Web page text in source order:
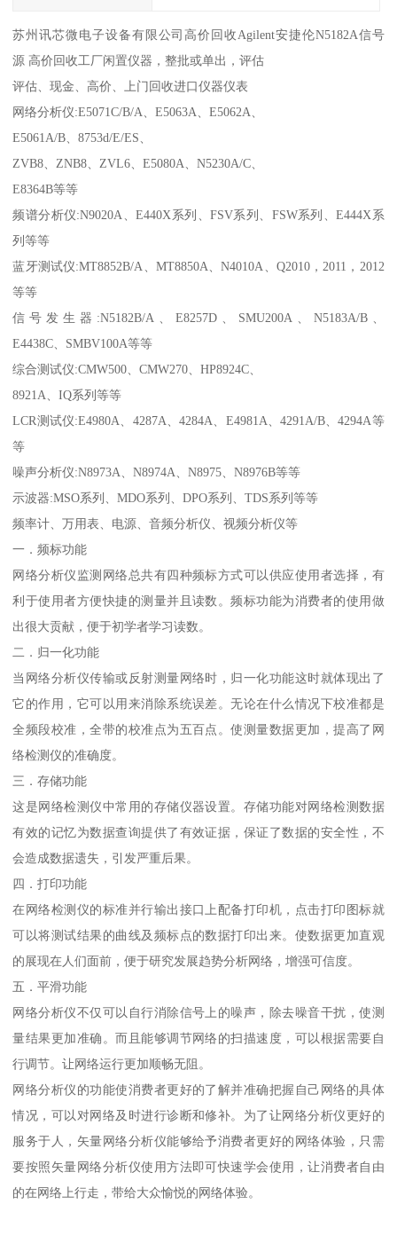
苏州讯芯微电子设备有限公司高价回收Agilent安捷伦N5182A信号
源 高价回收工厂闲置仪器，整批或单出，评估
评估、现金、高价、上门回收进口仪器仪表
网络分析仪:E5071C/B/A、E5063A、E5062A、
E5061A/B、8753d/E/ES、
ZVB8、ZNB8、ZVL6、E5080A、N5230A/C、
E8364B等等
频谱分析仪:N9020A、E440X系列、FSV系列、FSW系列、E444X系
列等等
蓝牙测试仪:MT8852B/A、MT8850A、N4010A、Q2010，2011，2012
等等
信号发生器:N5182B/A、E8257D、SMU200A、N5183A/B、
E4438C、SMBV100A等等
综合测试仪:CMW500、CMW270、HP8924C、
8921A、IQ系列等等
LCR测试仪:E4980A、4287A、4284A、E4981A、4291A/B、4294A等
等
噪声分析仪:N8973A、N8974A、N8975、N8976B等等
示波器:MSO系列、MDO系列、DPO系列、TDS系列等等
频率计、万用表、电源、音频分析仪、视频分析仪等
一．频标功能
网络分析仪监测网络总共有四种频标方式可以供应使用者选择，有
利于使用者方便快捷的测量并且读数。频标功能为消费者的使用做
出很大贡献，便于初学者学习读数。
二．归一化功能
当网络分析仪传输或反射测量网络时，归一化功能这时就体现出了
它的作用，它可以用来消除系统误差。无论在什么情况下校准都是
全频段校准，全带的校准点为五百点。使测量数据更加，提高了网
络检测仪的准确度。
三．存储功能
这是网络检测仪中常用的存储仪器设置。存储功能对网络检测数据
有效的记忆为数据查询提供了有效证据，保证了数据的安全性，不
会造成数据遗失，引发严重后果。
四．打印功能
在网络检测仪的标准并行输出接口上配备打印机，点击打印图标就
可以将测试结果的曲线及频标点的数据打印出来。使数据更加直观
的展现在人们面前，便于研究发展趋势分析网络，增强可信度。
五．平滑功能
网络分析仪不仅可以自行消除信号上的噪声，除去噪音干扰，使测
量结果更加准确。而且能够调节网络的扫描速度，可以根据需要自
行调节。让网络运行更加顺畅无阻。
网络分析仪的功能使消费者更好的了解并准确把握自己网络的具体
情况，可以对网络及时进行诊断和修补。为了让网络分析仪更好的
服务于人，矢量网络分析仪能够给予消费者更好的网络体验，只需
要按照矢量网络分析仪使用方法即可快速学会使用，让消费者自由
的在网络上行走，带给大众愉悦的网络体验。